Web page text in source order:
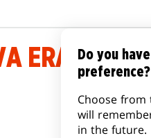
ERA
Do you
preference?
Choose
will
in the future.